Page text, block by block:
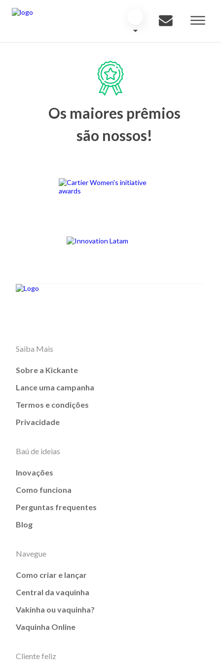
Os maiores prêmios
são nossos!
Saiba Mais
Sobre a Kickante
Lance uma campanha
Termos e condições
Privacidade
Baú de ideias
Inovações
Como funciona
Perguntas frequentes
Blog
Navegue
Como criar e lançar
Central da vaquinha
Vakinha ou vaquinha?
Vaquinha Online
Cliente feliz